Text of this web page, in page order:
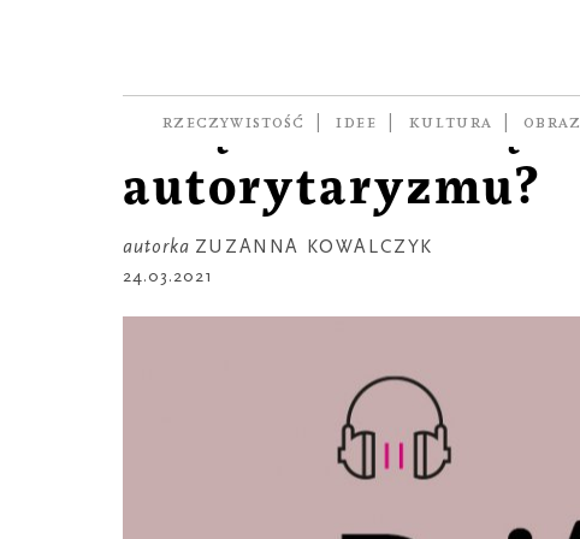
RZECZYWISTOŚĆ IDEE KULTURA OBRAZ
skrętu w stronę
autorytaryzmu?
autorka ZUZANNA KOWALCZYK
24.03.2021